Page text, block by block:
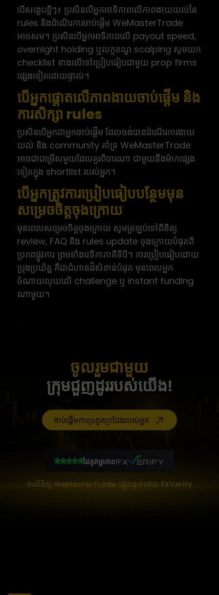
បើសង្ខេបខ្លីៗ៖ ប្រសិនបើអ្នកអាទិភាពលើភាពងាយយល់នៃ
rules និងដំណើរការចាប់ផ្តើម WeMasterTrade
អាចសម។ ប្រសិនបើអ្នកអាទិភាពលើ payout speed,
overnight holding ឬលក្ខខណ្ឌ scalping សូមយក
checklist ខាងលើទៅប្រៀបធៀបជាមួយ prop firms
ផ្សេងទៀតដោយផ្ទាល់។
បើអ្នកផ្តោតលើភាពងាយចាប់ផ្តើម និង
ការសិក្សា rules
ប្រសិនបើអ្នកជាអ្នកចាប់ផ្តើម ដែលចង់បានដំណើរការងាយ
យល់ និង community គាំទ្រ WeMasterTrade
អាចជាជម្រើសមួយដែលគួរពិចារណា ជាមួយនឹងម៉ាកផ្សេង
ទៀតក្នុង shortlist របស់អ្នក។
បើអ្នកត្រូវការប្រៀបធៀបបន្ថែមមុន
សម្រេចចិត្តចុងក្រោយ
មុនពេលសម្រេចចិត្តចុងក្រោយ សូមត្រឡប់ទៅពិនិត្យ
review, FAQ និង rules update ចុងក្រោយបំផុតពី
ប្រភពផ្លូវការ ព្រមទាំងវេទិកាភាគីទីបី។ ការប្រៀបធៀបដោយ
ប្រុងប្រយ័ត្ន គឺជាជំហានដ៏សំខាន់បំផុត មុនពេលអ្នក
ចំណាយលុយលើ challenge ឬ instant funding
ណាមួយ។
ចូលរួមជាមួយ
ក្រុមជួញដូររបស់យើង!
ចាប់ផ្តើមការប្រកួតប្រជែងរបស់អ្នក
ដៃគូតម្លាភាព
ការពិនិត្យ WeMasterTrade ផ្ទៀងផ្ទាត់ដោយ FXVerify